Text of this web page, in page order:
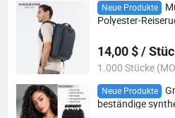
Neue Produkte
Polyester-
14,00 $ /
1.000 Stücke
Neue Produkte
beständige